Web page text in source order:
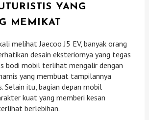
YANG
MEMIKAT
melihat Jaecoo J5 EV, banyak orang
desain eksteriornya yang tegas
bodi mobil terlihat mengalir dengan
yang membuat tampilannya
Selain itu, bagian depan mobil
kuat yang memberi kesan
berlebihan.